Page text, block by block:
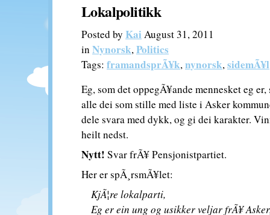
Lokalpolitikk
Posted by Kai August 31, 2011
in Nynorsk,Politics
Tags: framandsprÃ¥k,nynorsk,sidemÃ¥l
Eg, som det oppegÃ¥ande mennesket eg
alle dei som stille med liste i Asker
dele svara med dykk, og gi dei karakter.
heilt nedst.
Nytt! Svar frÃ¥ Pensjonistpartiet.
Her er spÃ¸rsmÃ¥let:
KjÃ¦re lokalparti,
Eg er ein ung og usikker veljar frÃ¥